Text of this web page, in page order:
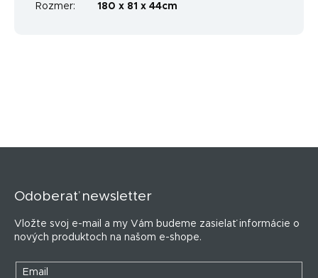
Rozmer: 180 x 81 x 44cm
Odoberať newsletter
Vložte svoj e-mail a my Vám budeme zasielať informácie o
nových produktoch na našom e-shope.
Email